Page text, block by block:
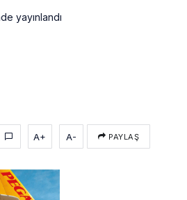
yayınlandı
A+ A- PAYLAŞ